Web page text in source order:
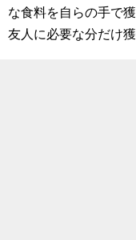
な食料を自らの手で
友人に必要な分だけ獲